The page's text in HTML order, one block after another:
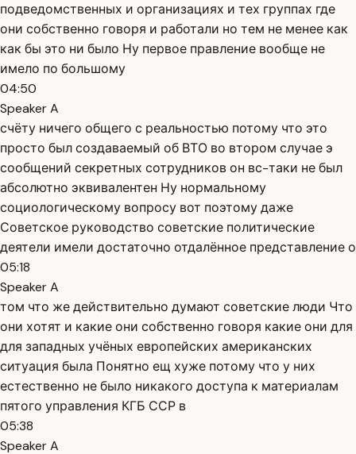
подведомственных и организациях и тех группах где
они собственно говоря и работали но тем не менее как
как бы это ни было Ну первое правление вообще не
имело по большому
04:50
Speaker A
счёту ничего общего с реальностью потому что это
просто был создаваемый об ВТО во втором случае э
сообщений секретных сотрудников он вс-таки не был
абсолютно эквивалентен Ну нормальному
социологическому вопросу вот поэтому даже
Советское руководство советские политические
деятели имели достаточно отдалённое представление о
05:18
Speaker A
том что же действительно думают советские люди Что
они хотят и какие они собственно говоря какие они для
для западных учёных европейских американских
ситуация была Понятно ещ хуже потому что у них
естественно не было никакого доступа к материалам
пятого управления КГБ ССР в
05:38
Speaker A